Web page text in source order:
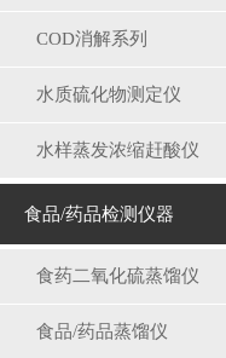
COD消解系列
水质硫化物测定仪
水样蒸发浓缩赶酸仪
食品/药品检测仪器
食药二氧化硫蒸馏仪
食品/药品蒸馏仪